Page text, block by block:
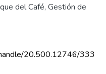
del Café, Gestión de
20.500.12746/333